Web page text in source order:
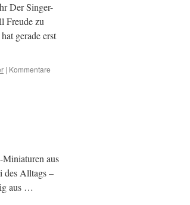
Der Singer-
Freude zu
gerade erst
| Kommentare
aus
des Alltags –
aus …